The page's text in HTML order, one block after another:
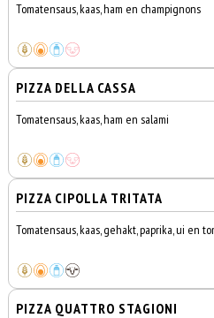
Tomatensaus, kaas, ham en champignons
PIZZA DELLA CASSA
Tomatensaus, kaas, ham en salami
PIZZA CIPOLLA TRITATA
Tomatensaus, kaas, gehakt, paprika, ui en
PIZZA QUATTRO STAGIONI